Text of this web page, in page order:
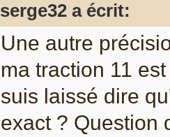
serge32 a écrit:
Une autre
ma traction 11
suis laissé dire
exact ? Question